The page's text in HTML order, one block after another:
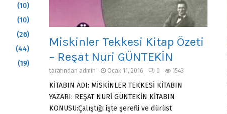
Miskinler Tekkesi Kitap Özeti
– Reşat Nuri GÜNTEKİN
tarafından admin Ocak 11, 2016 0 1543
KİTABIN ADI: MİSKİNLER TEKKESİ KİTABIN
YAZARI: REŞAT NURİ GÜNTEKİN KİTABIN
KONUSU:Çalıştığı işte şerefli ve dürüst
(10)
(10)
(26)
(44)
(19)